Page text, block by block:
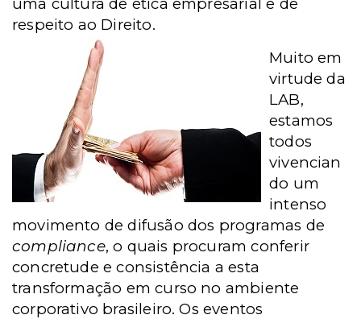
respeito ao Direito.
Muito em
virtude da
LAB,
estamos
todos
vivencian
do um
intenso
movimento de difusão dos programas de
compliance, o quais procuram conferir
concretude e consistência a esta
transformação em curso no ambiente
corporativo brasileiro. Os eventos